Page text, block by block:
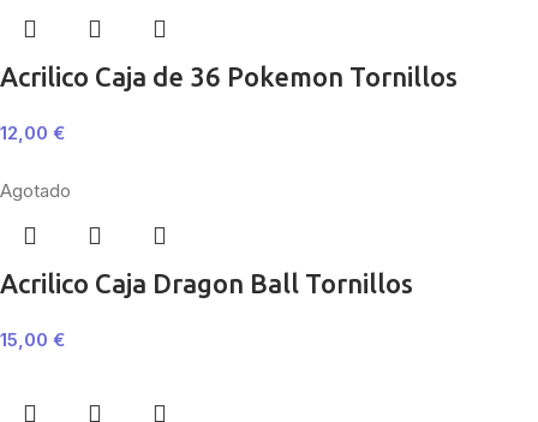
Acrilico Caja de 36 Pokemon Tornillos
12,00 €
Agotado
Acrilico Caja Dragon Ball Tornillos
15,00 €